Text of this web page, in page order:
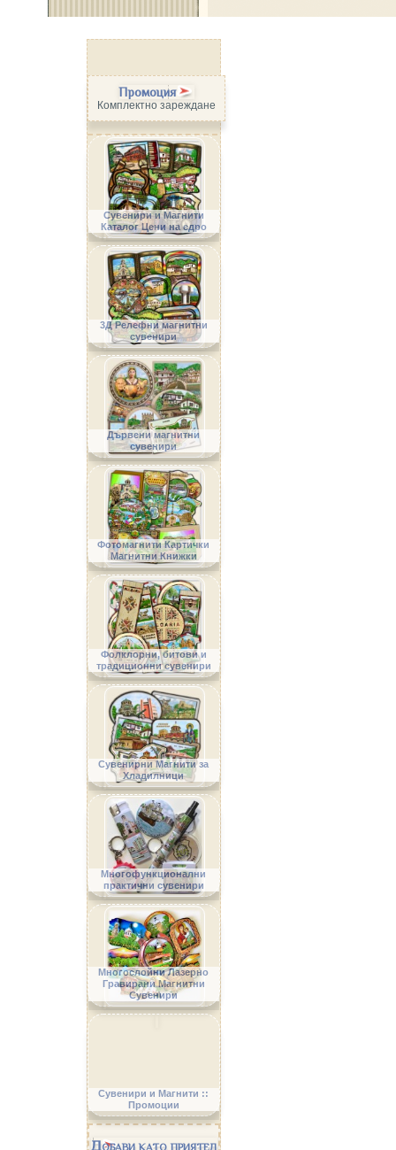
Промоция
Комплектно зареждане
Сувенири и Магнити
Каталог Цени на едро
3Д Релефни магнитни
сувенири
Дървени магнитни
сувенири
Фотомагнити Картички
Магнитни Книжки
Фолклорни, битови и
традиционни сувенири
Сувенирни Магнити за
Хладилници
Многофункционални
практични сувенири
Многослойни Лазерно
Гравирани Магнитни
Сувенири
Сувенири и Магнити ::
Промоции
Добави като приятел